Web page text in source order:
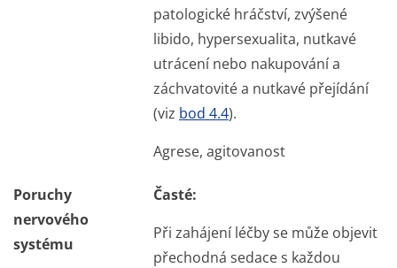
patologické hráčství, zvýšené
libido, hypersexualita, nutkavé
utrácení nebo nakupování a
záchvatovité a nutkavé přejídání
(viz bod 4.4).
Agrese, agitovanost
Poruchy
nervového
systému
Časté:
Při zahájení léčby se může objevit
přechodná sedace s každou